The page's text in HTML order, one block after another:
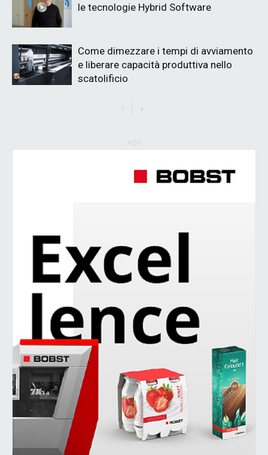
le tecnologie Hybrid Software
Come dimezzare i tempi di avviamento
e liberare capacità produttiva nello
scatolificio